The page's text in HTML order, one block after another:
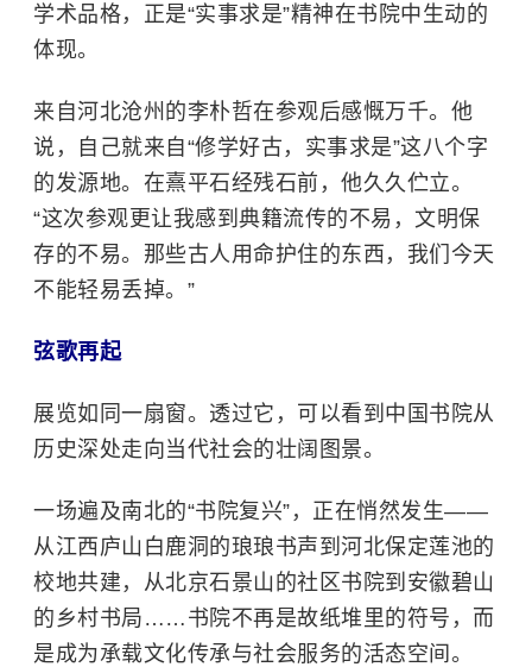
学术品格，正是“实事求是”精神在书院中生动的
体现。
来自河北沧州的李朴哲在参观后感慨万千。他
说，自己就来自“修学好古，实事求是”这八个字
的发源地。在熹平石经残石前，他久久伫立。
“这次参观更让我感到典籍流传的不易，文明保
存的不易。那些古人用命护住的东西，我们今天
不能轻易丢掉。”
弦歌再起
展览如同一扇窗。透过它，可以看到中国书院从
历史深处走向当代社会的壮阔图景。
一场遍及南北的“书院复兴”，正在悄然发生——
从江西庐山白鹿洞的琅琅书声到河北保定莲池的
校地共建，从北京石景山的社区书院到安徽碧山
的乡村书局……书院不再是故纸堆里的符号，而
是成为承载文化传承与社会服务的活态空间。